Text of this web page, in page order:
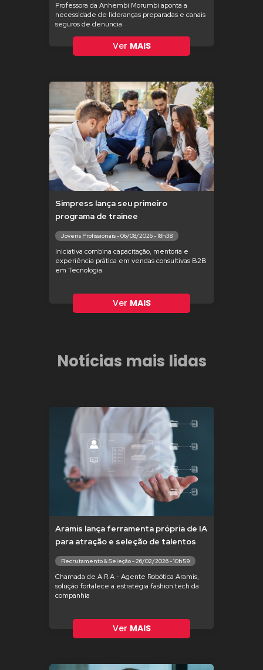
Professora da Anhembi Morumbi aponta a
necessidade de lideranças preparadas e canais
seguros de denúncia
Ver MAIS
Simpress lança seu primeiro
programa de trainee
Jovens Profissionais - 06/08/2026 - 18h38
Iniciativa combina capacitação, mentoria e
experiência prática em vendas consultivas B2B
em Tecnologia
Ver MAIS
Notícias mais lidas
Aramis lança ferramenta própria de IA
para atração e seleção de talentos
Recrutamento & Seleção - 26/02/2026 - 10h59
Chamada de A.R.A - Agente Robótica Aramis,
solução fortalece a estratégia fashion tech da
companhia
Ver MAIS